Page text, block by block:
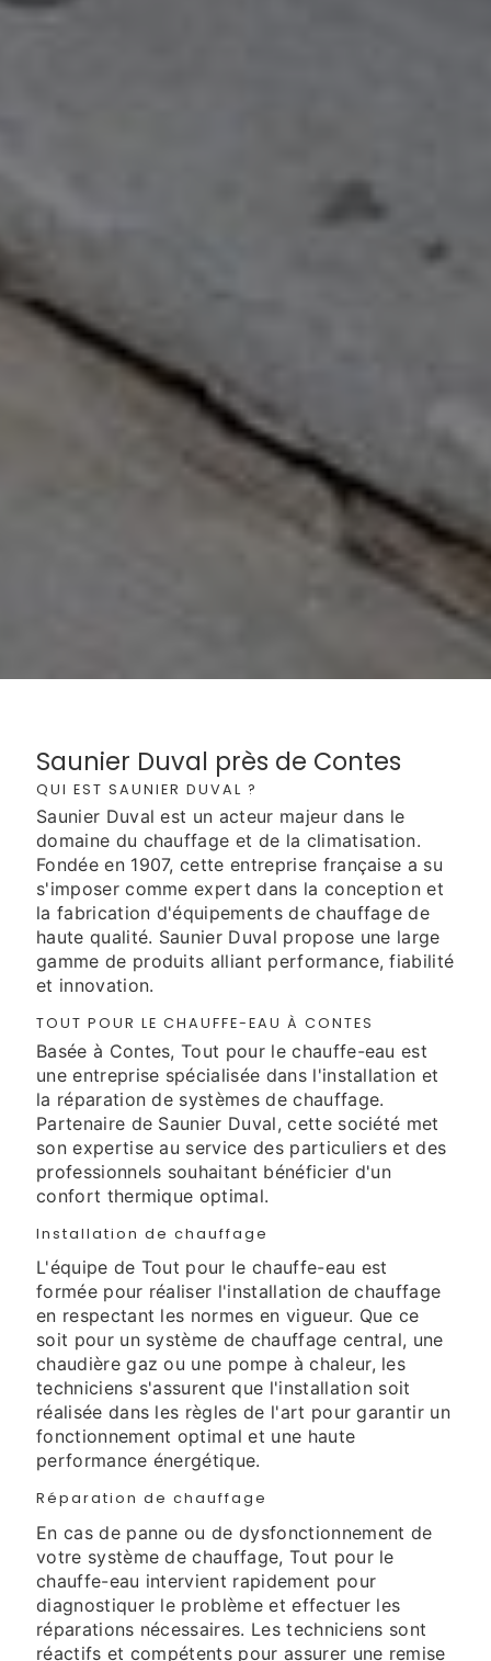
Saunier Duval près de Contes
QUI EST SAUNIER DUVAL ?
Saunier Duval est un acteur majeur dans le
domaine du chauffage et de la climatisation.
Fondée en 1907, cette entreprise française a su
s'imposer comme expert dans la conception et
la fabrication d'équipements de chauffage de
haute qualité. Saunier Duval propose une large
gamme de produits alliant performance, fiabilité
et innovation.
TOUT POUR LE CHAUFFE-EAU À CONTES
Basée à Contes, Tout pour le chauffe-eau est
une entreprise spécialisée dans l'installation et
la réparation de systèmes de chauffage.
Partenaire de Saunier Duval, cette société met
son expertise au service des particuliers et des
professionnels souhaitant bénéficier d'un
confort thermique optimal.
Installation de chauffage
L'équipe de Tout pour le chauffe-eau est
formée pour réaliser l'installation de chauffage
en respectant les normes en vigueur. Que ce
soit pour un système de chauffage central, une
chaudière gaz ou une pompe à chaleur, les
techniciens s'assurent que l'installation soit
réalisée dans les règles de l'art pour garantir un
fonctionnement optimal et une haute
performance énergétique.
Réparation de chauffage
En cas de panne ou de dysfonctionnement de
votre système de chauffage, Tout pour le
chauffe-eau intervient rapidement pour
diagnostiquer le problème et effectuer les
réparations nécessaires. Les techniciens sont
réactifs et compétents pour assurer une remise